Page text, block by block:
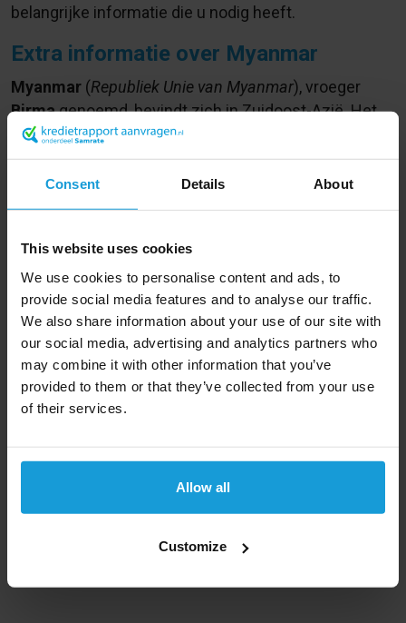
Consent Details About
This website uses cookies
We use cookies to personalise content and ads, to
provide social media features and to analyse our traffic.
We also share information about your use of our site with
our social media, advertising and analytics partners who
may combine it with other information that you’ve
provided to them or that they’ve collected from your use
of their services.
Allow all
Customize
belangrijke informatie die u nodig heeft.
Extra informatie over Myanmar
Myanmar (Republiek Unie van Myanmar), vroeger
Birmagenoemd, bevindt zich in Zuidoost-Azië. Het
grenst aanBangladesh,India
werk en levensonderhoud voor meer dan de helft van
grondstoffen maar door gebrek aan kapitaal worden
deze bijna niet geëxploiteerd.
Aung San Suu Kyi, een Myanmarese politica, was in
1991 winnares van de Nobelprijs voor de Vrede.
Een kredietcheck kan wereldwijd
niet voor verassingen te staan en laat ons het bedrijf
land dan Myanmar nodig hebben, bekijk dan